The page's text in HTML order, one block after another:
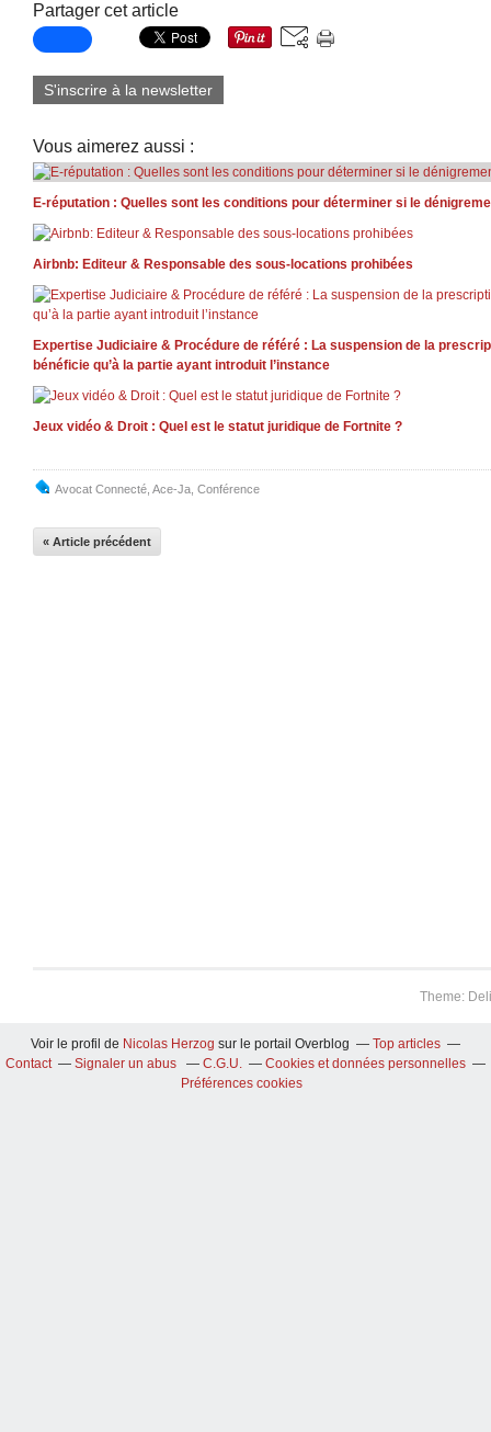
Partager cet article
S'inscrire à la newsletter
Vous aimerez aussi :
E-réputation : Quelles sont les conditions pour déterminer si le
Airbnb: Editeur & Responsable des sous-locations prohibées
Expertise Judiciaire & Procédure de référé : La suspension de la
bénéficie qu’à la partie ayant introduit l’instance
Jeux vidéo & Droit : Quel est le statut juridique de Fortnite ?
Avocat Connecté Ace-Ja Conférence
« Article précédent
Theme:
Voir le profil de Nicolas Herzog sur le portail Overblog
Top articles
Contact
Signaler un abus C.G.U.
Cookies et données personnelles
Préférences cookies